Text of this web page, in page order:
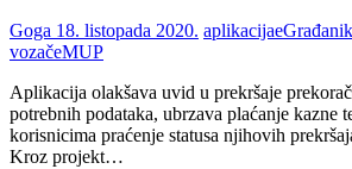
Goga 18. listopada 2020. aplikacijaeGrađani
vozačeMUP
Aplikacija olakšava uvid u prekršaje
potrebnih podataka, ubrzava plaćanje kazne
korisnicima praćenje statusa njihovih
Kroz projekt…